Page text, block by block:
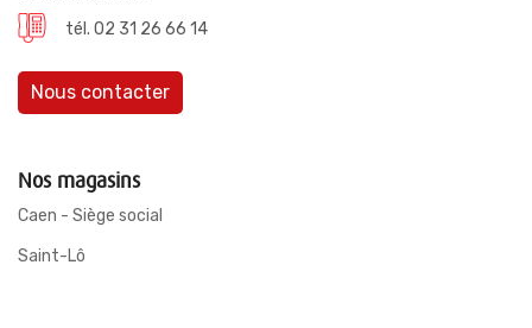
tél. 02 31 26 66 14
Nous contacter
Nos magasins
Caen - Siège social
Saint-Lô